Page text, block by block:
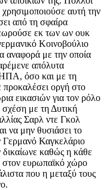
αυτή την
από τη σφαίρα
εκ των ων ουκ
Κοινοβούλιο
αναφορά με την οποία
απόλυτα
ΗΠΑ, όσο και με τη
προκαλέσει οργή στο
εικασιών για τον ρόλο
με τη Δυτική
Σαρλ ντε Γκολ
να μην θυσιάσει το
Γερμανό Καγκελάριο
καθώς η κάθε
στον ευρωπαϊκό χώρο
που η μεταξύ τους